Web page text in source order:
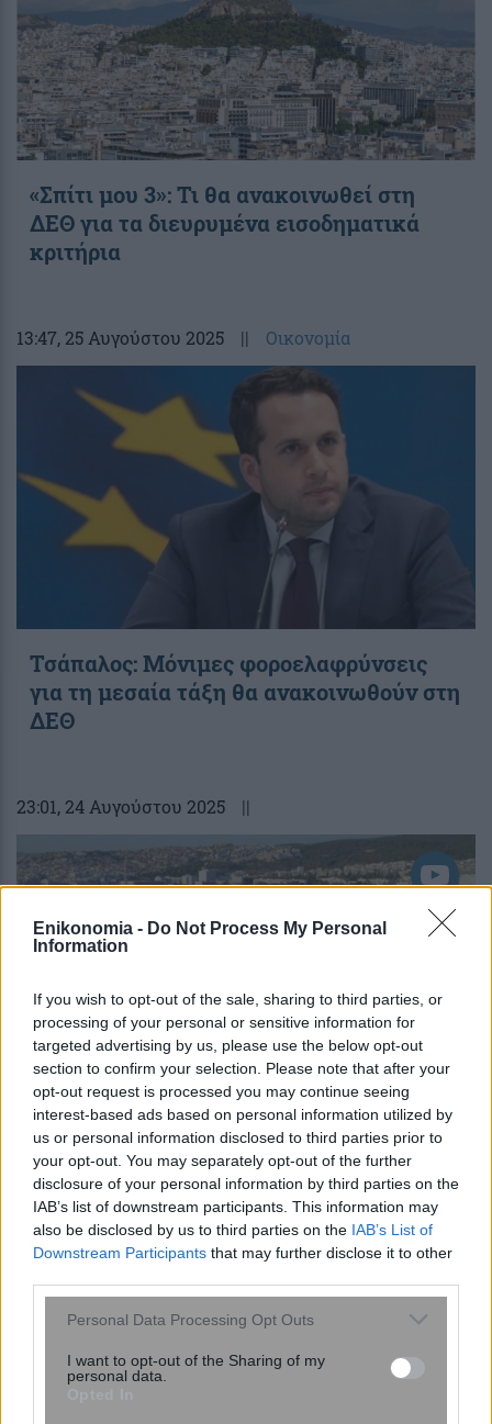
Enikonomia - Do Not Process My Personal
Information
If you wish to opt-out of the sale, sharing to third parties, or
processing of your personal or sensitive information for
targeted advertising by us, please use the below opt-out
section to confirm your selection. Please note that after your
opt-out request is processed you may continue seeing
interest-based ads based on personal information utilized by
us or personal information disclosed to third parties prior to
your opt-out. You may separately opt-out of the further
disclosure of your personal information by third parties on the
IAB’s list of downstream participants. This information may
also be disclosed by us to third parties on the IAB’s List of
Downstream Participants that may further disclose it to other
Please note that this website/app uses one or more Google
not limited to your visit or usage behaviour. You may click to
grant or deny consent to Google and its third-party tags to
Personal Data Processing Opt Outs
I want to opt-out of the Sharing of my
personal data.
«Σπίτι μου 3»: Τι θα ανακοινωθεί στη
ΔΕΘ για τα διευρυμένα εισοδηματικά
κριτήρια
13:47, 25 Αυγούστου 2025 || Οικονομία
Τσάπαλος: Μόνιμες φοροελαφρύνσεις
για τη μεσαία τάξη θα ανακοινωθούν στη
ΔΕΘ
23:01, 24 Αυγούστου 2025 ||
ΔΕΘ: Σενάρια φορολογικής ελάφρυνσης
των εσόδων από ενοίκια – Πιθανά μέτρα
για την αντιμετώπιση της στεγαστικής
κρίσης